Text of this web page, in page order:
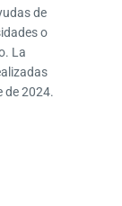
de
o
La
de 2024.